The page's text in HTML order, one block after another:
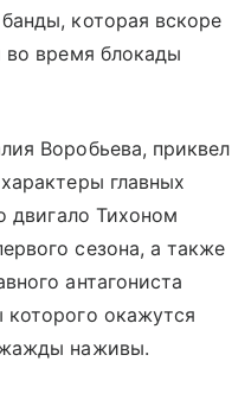
которая вскоре
во время блокады
Воробьева, приквел
главных
двигало Тихоном
сезона, а также
антагониста
окажутся
наживы.